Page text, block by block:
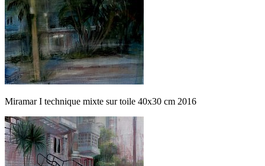
Miramar I technique mixte sur toile 40x30 cm 2016